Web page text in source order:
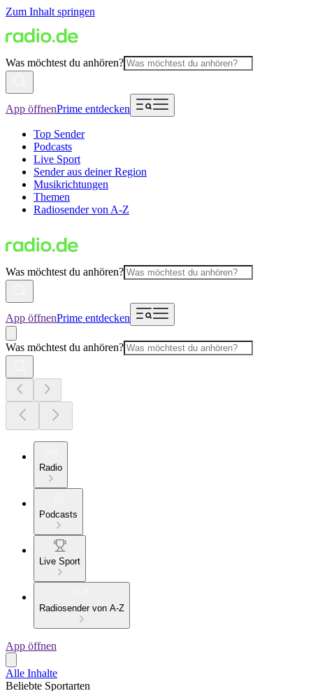
Zum Inhalt springen
Was möchtest du anhören?
App öffnenPrime entdecken
Top Sender
Podcasts
Live Sport
Sender aus deiner Region
Musikrichtungen
Themen
Radiosender von A-Z
Was möchtest du anhören?
App öffnenPrime entdecken
Was möchtest du anhören?
Radio
Podcasts
Live Sport
Radiosender von A-Z
App öffnen
Alle Inhalte
Beliebte Sportarten